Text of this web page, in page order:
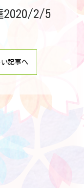
2020/2/5
い記事へ